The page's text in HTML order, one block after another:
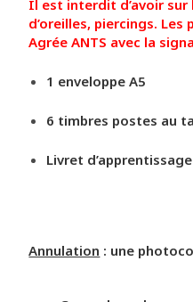
Il est interdit d’avoir
d’oreilles, piercings.
Agrée ANTS avec la
1 enveloppe A5
6 timbres postes au
Livret
Annulation : une